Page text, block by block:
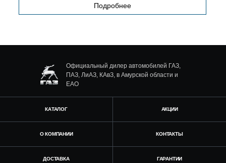
Подробнее
Официальный дилер автомобилей ГАЗ,
ПАЗ, ЛиАЗ, КАвЗ, в Амурской области и
ЕАО
КАТАЛОГ АКЦИИ
О КОМПАНИИ КОНТАКТЫ
ДОСТАВКА ГАРАНТИИ